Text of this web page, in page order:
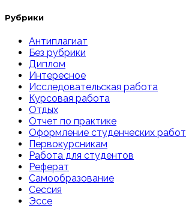
Рубрики
Антиплагиат
Без рубрики
Диплом
Интересное
Исследовательская работа
Курсовая работа
Отдых
Отчет по практике
Оформление студенческих работ
Первокурсникам
Работа для студентов
Реферат
Самообразование
Сессия
Эссе